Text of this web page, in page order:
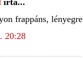
frappáns,
20:28